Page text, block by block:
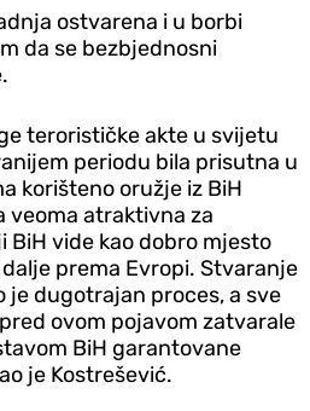
ostvarena i u borbi
da se bezbjednosni
terorističke akte u svijetu
periodu bila prisutna u
korišteno oružje iz BiH
veoma atraktivna za
BiH vide kao dobro mjesto
prema Evropi. Stvaranje
je dugotrajan proces, a sve
ovom pojavom zatvarale
BiH garantovane
je Kostrešević.